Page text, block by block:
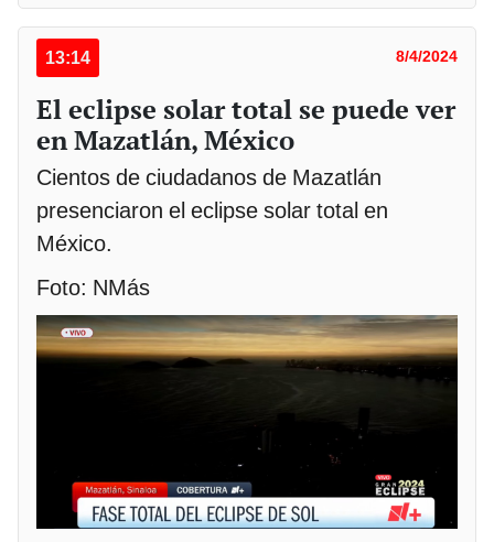
13:14 8/4/2024
El eclipse solar total se puede ver
en Mazatlán, México
Cientos de ciudadanos de Mazatlán
presenciaron el eclipse solar total en
México.
Foto: NMás